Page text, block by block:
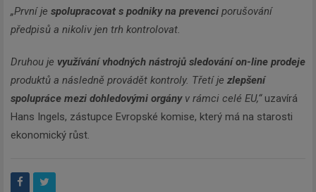
„První je spolupracovat s podniky na prevenci porušování
předpisů a nikoliv jen trh kontrolovat.
Druhou je využívání vhodných nástrojů sledování on-line prodeje
produktů a následně provádět kontroly. Třetí je zlepšení
spolupráce mezi dohledovými orgányv rámci celé EU,“uzavírá
Hans Ingels, zástupce Evropské komise, který má na starosti
ekonomický růst.